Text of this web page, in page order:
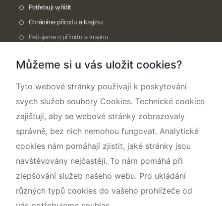
Potřebuji vyřídit
Chráníme přírodu a krajinu
Pečujeme o přírodu a krajinu
O nás
Můžeme si u vás uložit cookies?
Tyto webové stránky používají k poskytování
svých služeb soubory Cookies. Technické cookies
zajišťují, aby se webové stránky zobrazovaly
správně, bez nich nemohou fungovat. Analytické
cookies nám pomáhají zjistit, jaké stránky jsou
navštěvovány nejčastěji. To nám pomáhá při
zlepšování služeb našeho webu. Pro ukládání
různých typů cookies do vašeho prohlížeče od